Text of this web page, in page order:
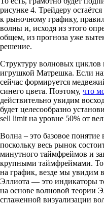
рисунке 4. Трейдеру
к рыночному графику,
волны и, исходя из этого
общем, из прогноза уже
решение.
Структуру волновых циклов
игрушкой Матрешка. Если
сейчас формируется
синего цвета. Поэтому, что
действительно увидим
будет целесообразно
sell limit на уровне 50% от
Волна – это базовое понятие
поскольку весь рынок
минутного таймфреймов и
крупными таймфреймами. То
на график, везде мы увидим
Эллиота — это индикаторы
на основе волновой теории
сглаженной визуализации